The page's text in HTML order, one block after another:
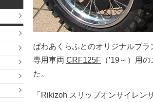
ぱわあくらふとのオリジナルブ
専用車両 CRF125F （’19～）用
た。
「Rikizoh スリップオンサイレ